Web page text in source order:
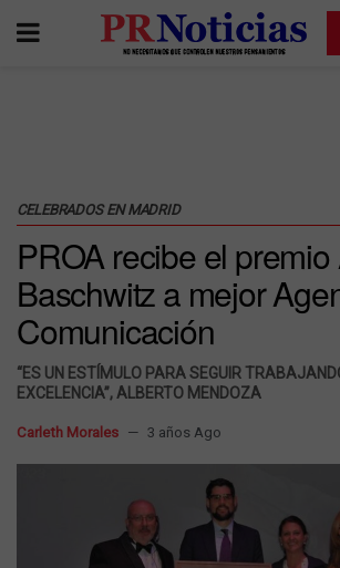
CELEBRADOS EN MADRID
PROA recibe el
Baschwitz a mejor
Comunicación
“ES UN ESTÍMULO PARA SEGUIR
EXCELENCIA”, ALBERTO MENDOZA
Carleth Morales 3 años Ago